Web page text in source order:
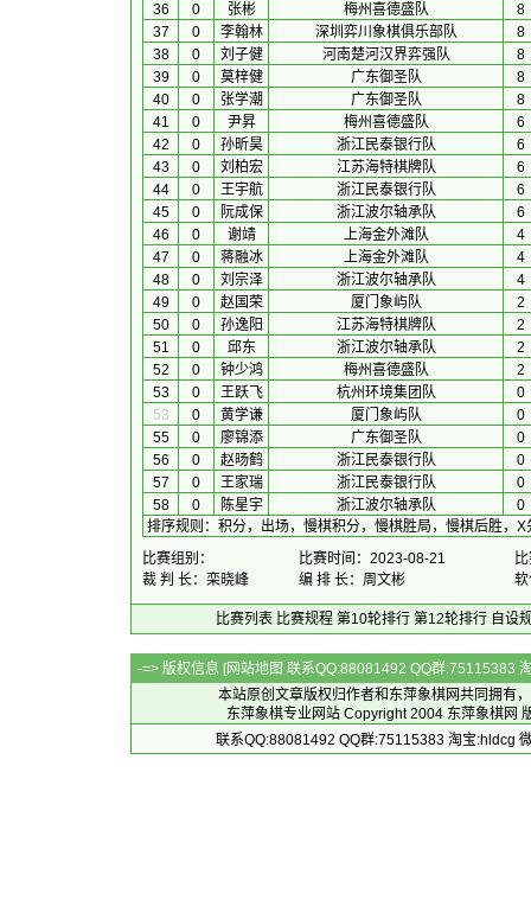
36
0 张彬 梅州喜德盛队
8
37
0 李翰林 深圳弈川象棋俱乐部队
8
38
0 刘子健 河南楚河汉界弈强队
8
39
0 莫梓健 广东御圣队
8
40
0 张学潮 广东御圣队
8
41
0 尹昇 梅州喜德盛队
6
42
0 孙昕昊 浙江民泰银行队
6
43
0 刘柏宏 江苏海特棋牌队
6
44
0 王宇航 浙江民泰银行队
6
45
0 阮成保 浙江波尔轴承队
6
46
0 谢靖 上海金外滩队
4
47
0 蒋融冰 上海金外滩队
4
48
0 刘宗泽 浙江波尔轴承队
4
49
0 赵国荣 厦门象屿队
2
50
0 孙逸阳 江苏海特棋牌队
2
51
0 邱东 浙江波尔轴承队
2
52
0 钟少鸿 梅州喜德盛队
2
53
0 王跃飞 杭州环境集团队
0
53
0 黄学谦 厦门象屿队
0
55
0 廖锦添 广东御圣队
0
56
0 赵旸鹤 浙江民泰银行队
0
57
0 王家瑞 浙江民泰银行队
0
58
0 陈星宇 浙江波尔轴承队
0
排序规则 ： 积分，出场，慢棋积分，慢棋胜局，慢棋后胜，X
比赛组别：
比赛时间：2023-08-21
裁 判 长：栾晓峰
编 排 长：周文彬
比赛列表 比赛规程 第10轮排行 第12轮排行 自设
-=> 版权信息 [网站地图 联系QQ:88081492 QQ群:75115383
本站原创文章版权归作者和 东萍象棋网共同拥有
东萍象棋专业网站 Copyright 2004 东萍象棋网
联系QQ:88081492 QQ群:75115383 淘宝:hldcg